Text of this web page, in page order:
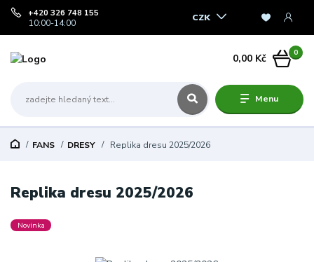
Menu
CZK
+420 326 748 155
10:00-14:00
0
0,00 Kč
FANS DRESY Replika dresu 2025/2026
Replika dresu 2025/2026
Novinka